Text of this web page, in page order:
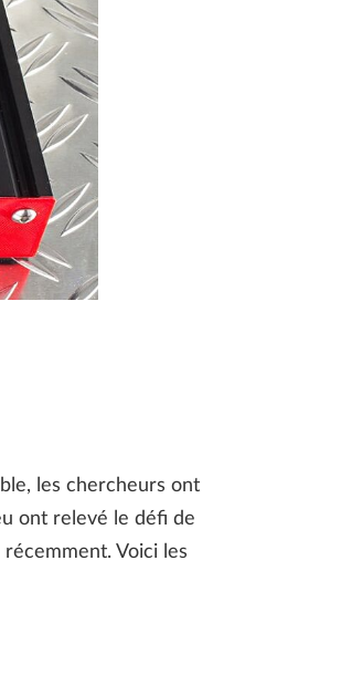
les chercheurs ont
ont relevé le défi de
Voici les